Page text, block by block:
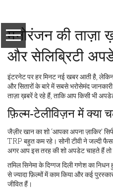
मनोरंजन की ताज़ा
और सेलिब्रिटी
इंटरनेट पर हर मिनट नई खबर आती है,
और सितारों के बारे में सबसे भरोसेमंद
ताज़ा ख़बरें दे रहे हैं, ताकि आप किसी भी
फ़िल्म‑टेलीविज़न में क्या
जैज़ीर खान का शो ‘आपका अपना ज़ाकिर’
TRP बहुत कम रहे। सोनी टीवी ने जल्दी
अगर आप इस तरह की शो अपडेट चाहते हैं तो
तमिल सिनेमा के दिग्गज दिली गणेश का
से ज्यादा फ़िल्मों में काम किया और कई
जीवित हैं।